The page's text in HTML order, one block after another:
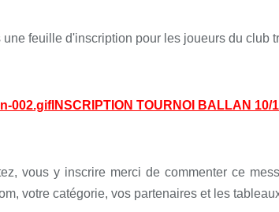
une feuille d'inscription pour les joueurs du club
INSCRIPTION TOURNOI BALLAN 10/
vous y inscrire merci de commenter ce
votre catégorie, vos partenaires et les